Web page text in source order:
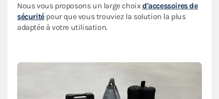
Nous vous proposons un large choixd'accessoires de
sécuritépour que vous trouviez la solution la plus
adaptée à votre utilisation.